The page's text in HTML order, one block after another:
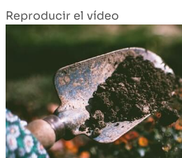
Reproducir el vídeo